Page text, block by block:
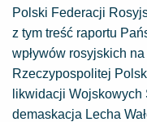
Polski Federacji
z tym treść raportu
wpływów rosyjskich
Rzeczypospolitej
likwidacji Wojskowych
demaskacja Lecha